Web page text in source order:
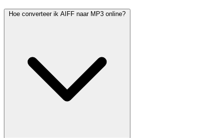
Hoe converteer ik AIFF naar MP3 online?